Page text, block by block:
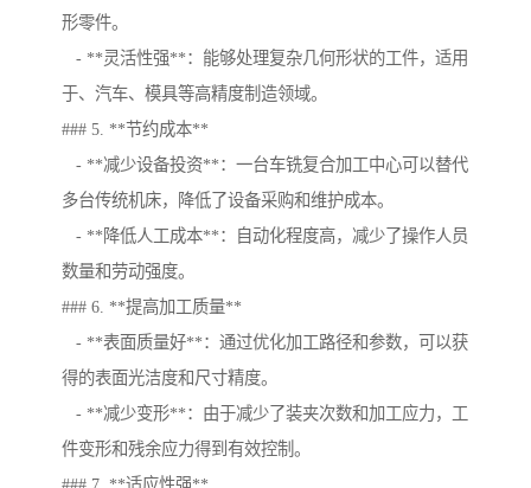
形零件。
- **灵活性强**：能够处理复杂几何形状的工件，适用
于、汽车、模具等高精度制造领域。
### 5. **节约成本**
- **减少设备投资**：一台车铣复合加工中心可以替代
多台传统机床，降低了设备采购和维护成本。
- **降低人工成本**：自动化程度高，减少了操作人员
数量和劳动强度。
### 6. **提高加工质量**
- **表面质量好**：通过优化加工路径和参数，可以获
得的表面光洁度和尺寸精度。
- **减少变形**：由于减少了装夹次数和加工应力，工
件变形和残余应力得到有效控制。